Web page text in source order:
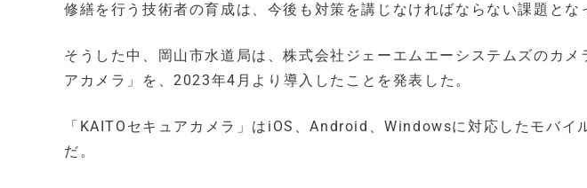
修繕を行う技術者の育成は、今後も対策を講じなければならない課題とな
そうした中、岡山市水道局は、株式会社ジェーエムエーシステムズのカ
アカメラ」を、2023年4月より導入したことを発表した。
「KAITOセキュアカメラ」はiOS、Android、Windowsに対応したモバイ
だ。